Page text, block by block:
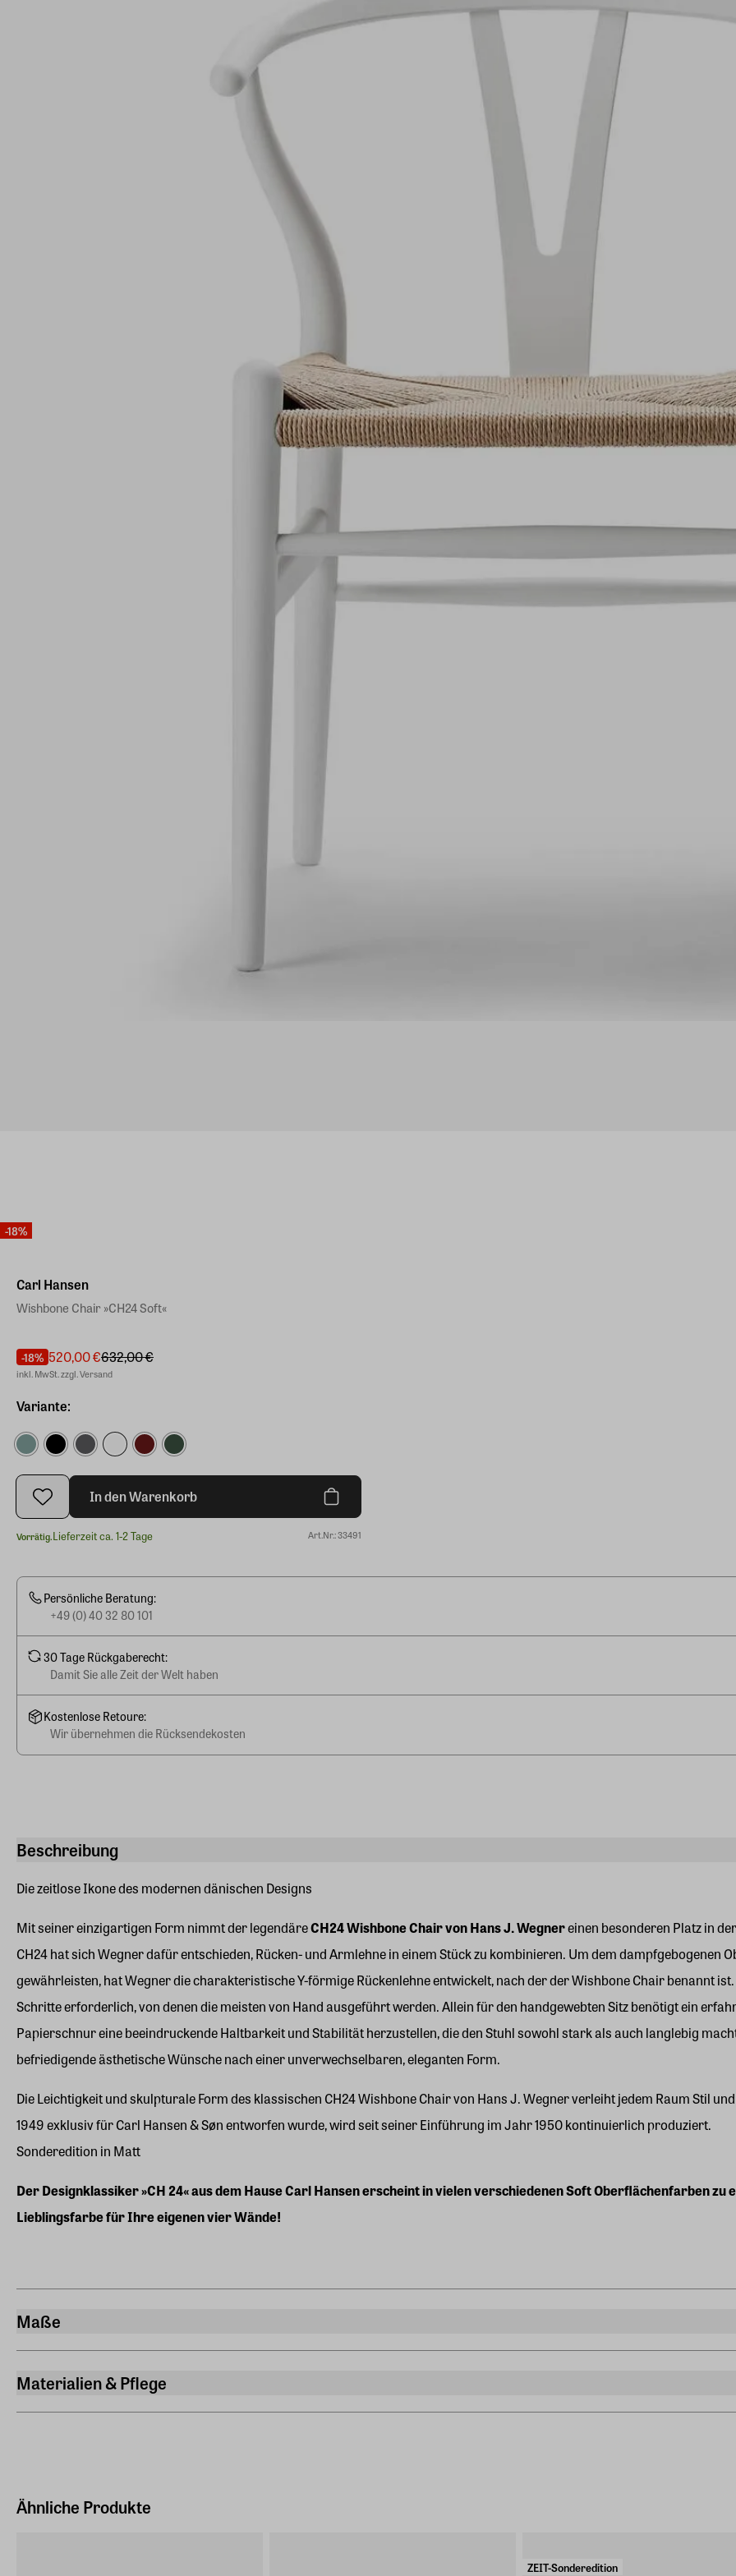
-18%
Beschreibung
Die zeitlose Ikone des modernen dänischen Designs
Mit seiner einzigartigen Form nimmt der legendäreCH24 Wishbone Chair von Hans J. Wegnereinen besonderen Platz in
CH24 hat sich Wegner dafür entschieden, Rücken- und Armlehne in einem Stück zu kombinieren. Um dem dampfgebogenen
gewährleisten, hat Wegner die charakteristische Y-förmige Rückenlehne entwickelt, nach der der Wishbone Chair benannt
Schritte erforderlich, von denen die meisten von Hand ausgeführt werden. Allein für den handgewebten Sitz benötigt ein
Papierschnur eine beeindruckende Haltbarkeit und Stabilität herzustellen, die den Stuhl sowohl stark als auch langlebig
befriedigende ästhetische Wünsche nach einer unverwechselbaren, eleganten Form.
Die Leichtigkeit und skulpturale Form des klassischen CH24 Wishbone Chair von Hans J. Wegner verleiht jedem Raum Stil
1949 exklusiv für Carl Hansen & Søn entworfen wurde, wird seit seiner Einführung im Jahr 1950 kontinuierlich produziert.
Sonderedition in Matt
Der Designklassiker »CH 24« aus dem Hause Carl Hansen erscheint in vielen verschiedenen Soft Oberflächenfarben
Lieblingsfarbe für Ihre eigenen vier Wände!
Maße
Länge
51 cm
Sitzhöhe
Materialien & Pflege
Carl Hansen
Wishbone Chair »CH24 Soft«
-18% 520,00 €632,00 €
inkl. MwSt. zzgl. Versand
Variante:
In den Warenkorb
Vorrätig.Lieferzeit ca. 1-2 Tage Art.Nr.: 33491
Persönliche Beratung:
+49 (0) 40 32 80 101
30 Tage Rückgaberecht:
Damit Sie alle Zeit der Welt haben
Kostenlose Retoure:
Wir übernehmen die Rücksendekosten
Ähnliche Produkte
ZEIT-Sonderedition